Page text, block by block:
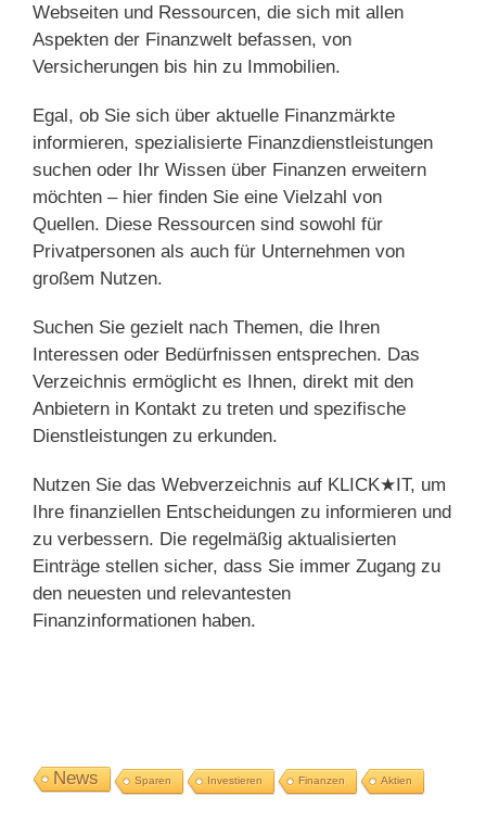
Webseiten und Ressourcen, die sich mit allen
Aspekten der Finanzwelt befassen, von
Versicherungen bis hin zu Immobilien.
Egal, ob Sie sich über aktuelle Finanzmärkte
informieren, spezialisierte Finanzdienstleistungen
suchen oder Ihr Wissen über Finanzen erweitern
möchten – hier finden Sie eine Vielzahl von
Quellen. Diese Ressourcen sind sowohl für
Privatpersonen als auch für Unternehmen von
großem Nutzen.
Suchen Sie gezielt nach Themen, die Ihren
Interessen oder Bedürfnissen entsprechen. Das
Verzeichnis ermöglicht es Ihnen, direkt mit den
Anbietern in Kontakt zu treten und spezifische
Dienstleistungen zu erkunden.
Nutzen Sie das Webverzeichnis auf KLICK★IT, um
Ihre finanziellen Entscheidungen zu informieren und
zu verbessern. Die regelmäßig aktualisierten
Einträge stellen sicher, dass Sie immer Zugang zu
den neuesten und relevantesten
Finanzinformationen haben.
News Sparen Investieren Finanzen Aktien